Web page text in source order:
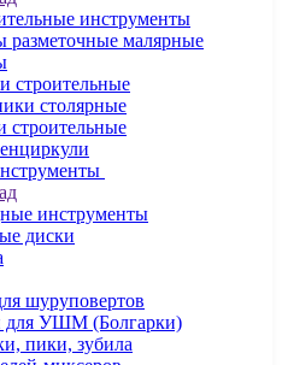
инструменты
малярные
строительные
столярные
строительные
инструменты
диски
шуруповертов
для УШМ (Болгарки)
пики, зубила